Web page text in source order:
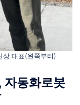
상 대표(왼쪽부터)
자동화로봇